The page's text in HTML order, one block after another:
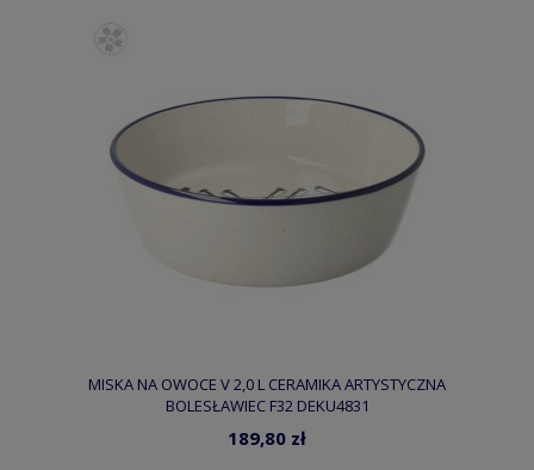
MISKA NA OWOCE V 2,0 L CERAMIKA ARTYSTYCZNA
BOLESŁAWIEC F32 DEKU4831
189,80 zł